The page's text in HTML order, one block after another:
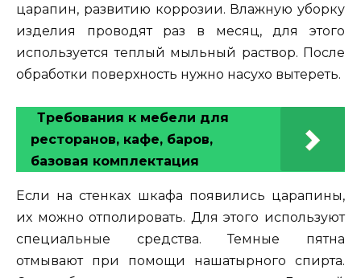
царапин, развитию коррозии. Влажную уборку
изделия проводят раз в месяц, для этого
используется теплый мыльный раствор. После
обработки поверхность нужно насухо вытереть.
Требования к мебели для
ресторанов, кафе, баров,
базовая комплектация
Если на стенках шкафа появились царапины,
их можно отполировать. Для этого используют
специальные средства. Темные пятна
отмывают при помощи нашатырного спирта.